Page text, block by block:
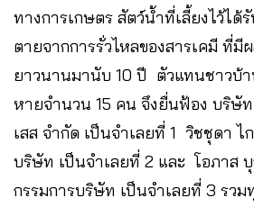
ทางการเกษตร สัตว์น้ำที่เลี้ยงไว้ได้
ตายจากการรั่วไหลของสารเคมี ที่มี
ยาวนานมานับ 10 ปี ตัวแทนชาวบ้า
หายจำนวน 15 คน จึงยื่นฟ้อง บริษั
เสส จำกัด เป็นจำเลยที่ 1 วิชชุดา ไ
บริษัท เป็นจำเลยที่ 2 และ โอภาส
กรรมการบริษัท เป็นจำเลยที่ 3 รว